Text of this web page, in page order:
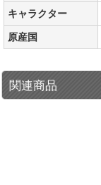
キャラクター
原産国
関連商品